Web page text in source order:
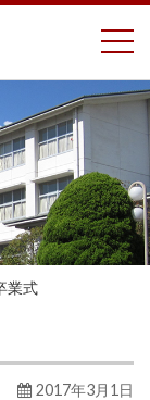
業式
2017年3月1日